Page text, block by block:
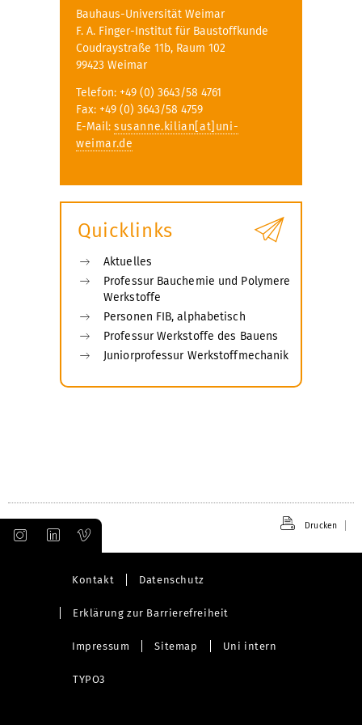
Bauhaus-Universität Weimar
F. A. Finger-Institut für Baustoffkunde
Coudraystraße 11b, Raum 102
99423 Weimar
Telefon: +49 (0) 3643/58 4761
Fax: +49 (0) 3643/58 4759
E-Mail: susanne.kilian[at]uni-
weimar.de
Quicklinks
Aktuelles
Professur Bauchemie und Polymere
Werkstoffe
Personen FIB, alphabetisch
Professur Werkstoffe des Bauens
Juniorprofessur Werkstoffmechanik
Drucken
Kontakt Datenschutz
Erklärung zur Barrierefreiheit
Impressum Sitemap Uni intern
TYPO3